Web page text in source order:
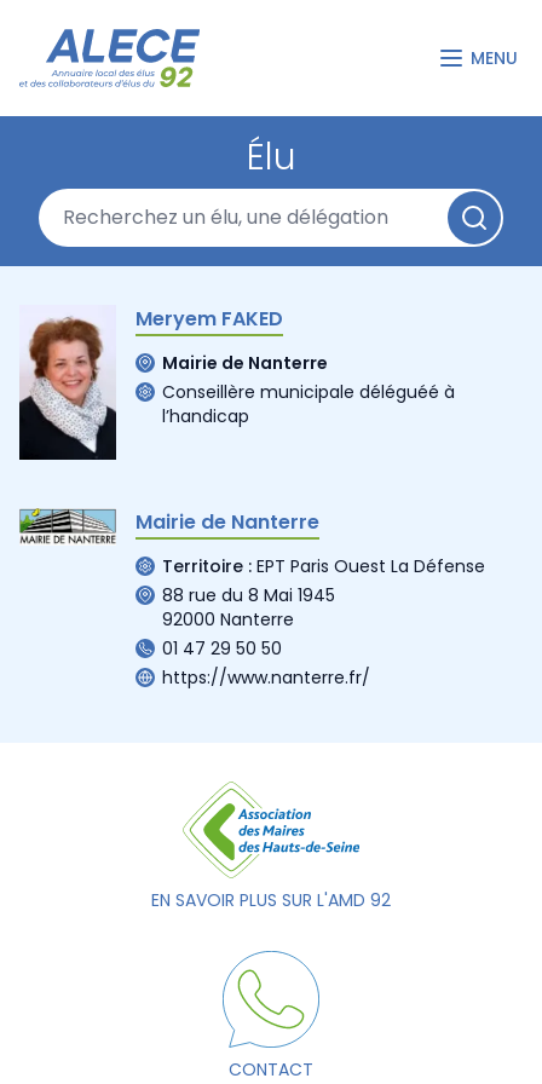
MENU
Élu
Meryem FAKED
Mairie de Nanterre
Conseillère municipale déléguéé à
l’handicap
Mairie de Nanterre
Territoire : EPT Paris Ouest La Défense
88 rue du 8 Mai 1945
92000 Nanterre
01 47 29 50 50
https://www.nanterre.fr/
EN SAVOIR PLUS SUR L'AMD 92
CONTACT